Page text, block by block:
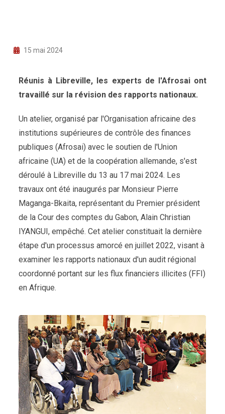
15 mai 2024
Réunis à Libreville, les experts de l'Afrosai ont
travaillé sur la révision des rapports nationaux.
Un atelier, organisé par l'Organisation africaine des
institutions supérieures de contrôle des finances
publiques (Afrosai) avec le soutien de l'Union
africaine (UA) et de la coopération allemande, s'est
déroulé à Libreville du 13 au 17 mai 2024. Les
travaux ont été inaugurés par Monsieur Pierre
Maganga-Bkaita, représentant du Premier président
de la Cour des comptes du Gabon, Alain Christian
IYANGUI, empêché. Cet atelier constituait la dernière
étape d'un processus amorcé en juillet 2022, visant à
examiner les rapports nationaux d'un audit régional
coordonné portant sur les flux financiers illicites (FFI)
en Afrique.